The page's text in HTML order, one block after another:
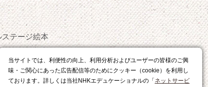
当サイトでは、利便性の向上、利用分析およびユーザーの皆様のご興
味・ご関心にあった広告配信等のためにクッキー（cookie）を利用し
ております。詳しくは当社NHKエデュケーショナルの「 ネットサービ
ステージ絵本
おやつ
レシピ